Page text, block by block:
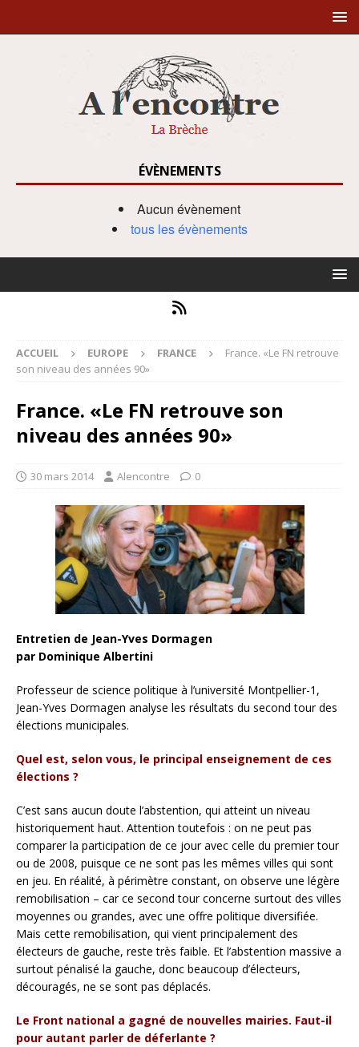
ÉVÈNEMENTS
Aucun évènement
tous les évènements
ACCUEIL EUROPE FRANCE
France. «Le FN retrouve
son niveau des années 90»
France. «Le FN retrouve son
niveau des années 90»
30 mars 2014 Alencontre 0
Entretien de Jean-Yves Dormagen
par Dominique Albertini
Professeur de science politique à l’université Montpellier-1,
Jean-Yves Dormagen analyse les résultats du second tour des
élections municipales.
Quel est, selon vous, le principal enseignement de ces
élections ?
C’est sans aucun doute l’abstention, qui atteint un niveau
historiquement haut. Attention toutefois : on ne peut pas
comparer la participation de ce jour avec celle du premier tour
ou de 2008, puisque ce ne sont pas les mêmes villes qui sont
en jeu. En réalité, à périmètre constant, on observe une légère
remobilisation – car ce second tour concerne surtout des villes
moyennes ou grandes, avec une offre politique diversifiée.
Mais cette remobilisation, qui vient principalement des
électeurs de gauche, reste très faible. Et l’abstention massive a
surtout pénalisé la gauche, donc beaucoup d’électeurs,
découragés, ne se sont pas déplacés.
Le Front national a gagné de nouvelles mairies. Faut-il
pour autant parler de déferlante ?